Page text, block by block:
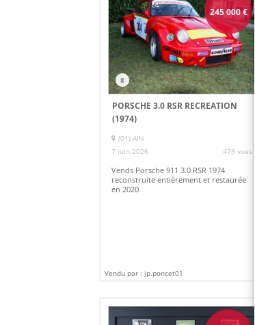
245 000€
8
PORSCHE 3.0 RSR RECREATION
(1974)
(01) AIN
7 juin 2026
479 vues
Vends Porsche 911 3.0 RSR 1974
reconstruite entièrement et restaurée
en 2020
Vendu par : jp.poncet01